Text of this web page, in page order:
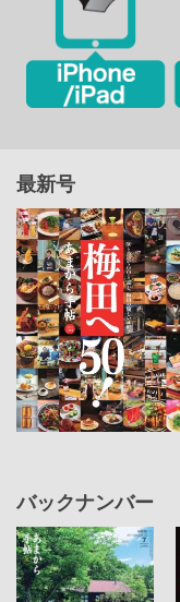
最新号
バックナンバー